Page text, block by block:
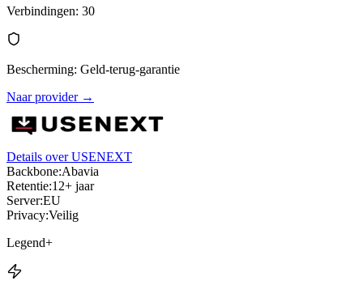
Verbindingen: 30
Bescherming: Geld-terug-garantie
Naar provider→
Details over USENEXT
Backbone:Abavia
Retentie:12+ jaar
Server:EU
Privacy:Veilig
Legend+